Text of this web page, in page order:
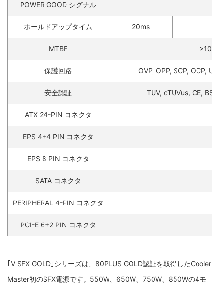
POWER GOOD シグナル
ホールドアップタイム 20ms
MTBF
保護回路 OVP, OPP, SCP, OCP,
安全認証 TUV, cTUVus, CE,
ATX 24-PIN コネクタ
EPS 4+4 PIN コネクタ
EPS 8 PIN コネクタ
SATA コネクタ
PERIPHERAL 4-PIN コネクタ
PCI-E 6+2 PIN コネクタ
｢V SFX GOLD｣シリーズは、80PLUS GOLD認証を取得したCooler
Master初のSFX電源です。550W、650W、750W、850Wの4モ